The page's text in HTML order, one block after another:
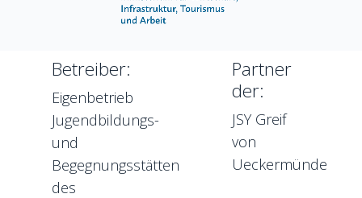
Betreiber:
Eigenbetrieb
Jugendbildungs-
und
Begegnungsstätten
des
Partner
der:
JSY Greif
von
Ueckermünde